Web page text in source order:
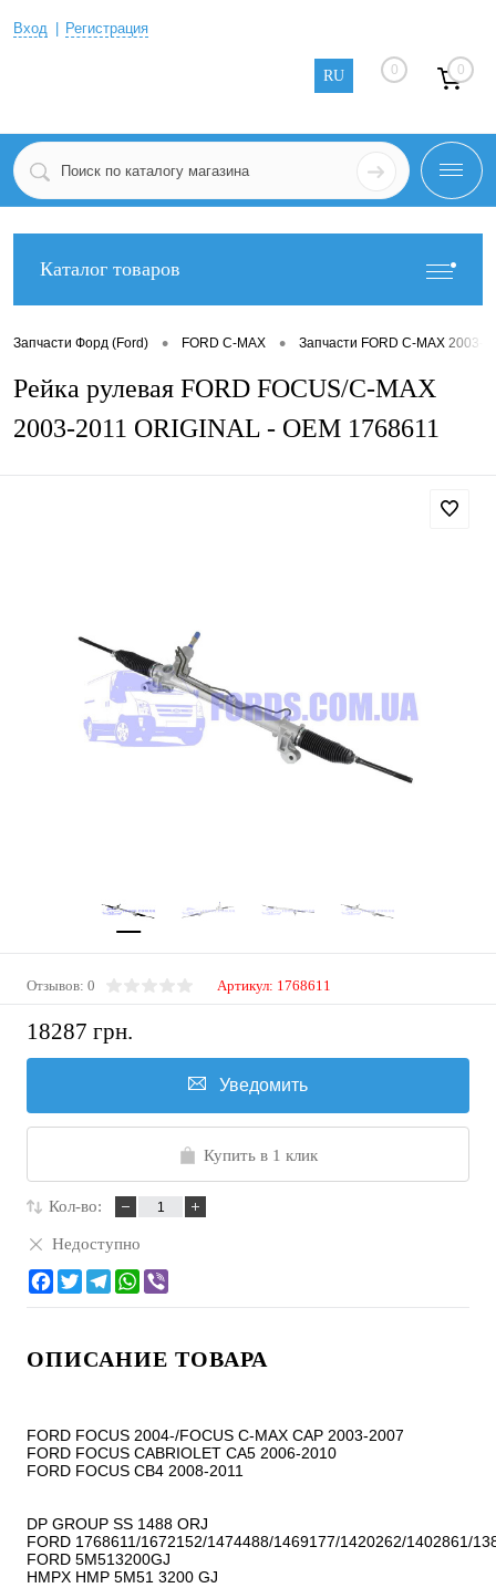
Вход Регистрация
RU 0 0
Каталог товаров
Запчасти Форд (Ford) • FORD C-MAX • Запчасти FORD C-MAX 2003-
Рейка рулевая FORD FOCUS/C-MAX
2003-2011 ORIGINAL - OEM 1768611
Отзывов: 0 Артикул: 1768611
18287 грн.
Уведомить
Купить в 1 клик
Кол-во:
Недоступно
ОПИСАНИЕ ТОВАРА
FORD FOCUS 2004-/FOCUS C-MAX CAP 2003-2007
FORD FOCUS CABRIOLET CA5 2006-2010
FORD FOCUS CB4 2008-2011
DP GROUP SS 1488 ORJ
FORD 1768611/1672152/1474488/1469177/1420262/1402861/
FORD 5M513200GJ
HMPX HMP 5M51 3200 GJ